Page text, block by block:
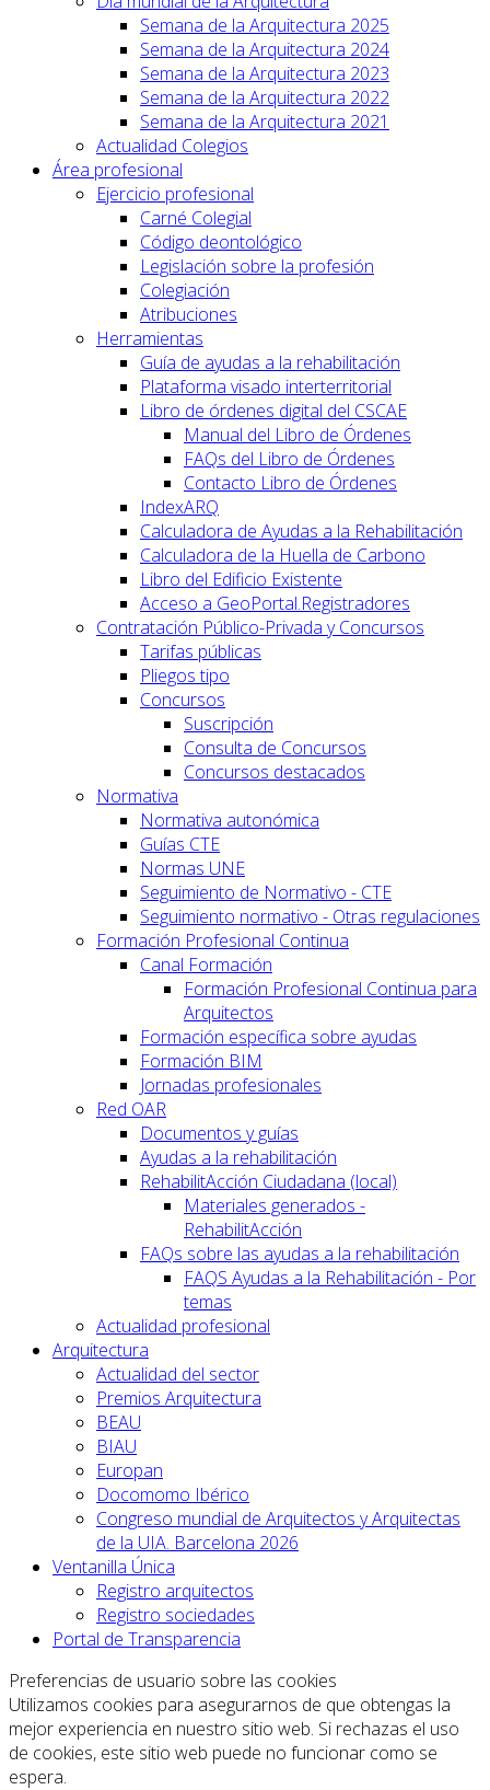
Semana de la Arquitectura 2025
Semana de la Arquitectura 2024
Semana de la Arquitectura 2023
Semana de la Arquitectura 2022
Semana de la Arquitectura 2021
Actualidad Colegios
Área profesional
Ejercicio profesional
Carné Colegial
Código deontológico
Legislación sobre la profesión
Colegiación
Atribuciones
Herramientas
Guía de ayudas a la rehabilitación
Plataforma visado interterritorial
Libro de órdenes digital del CSCAE
Manual del Libro de Órdenes
FAQs del Libro de Órdenes
Contacto Libro de Órdenes
IndexARQ
Calculadora de Ayudas a la Rehabilitación
Calculadora de la Huella de Carbono
Libro del Edificio Existente
Acceso a GeoPortal.Registradores
Contratación Público-Privada y Concursos
Tarifas públicas
Pliegos tipo
Concursos
Suscripción
Consulta de Concursos
Concursos destacados
Normativa
Normativa autonómica
Guías CTE
Normas UNE
Seguimiento de Normativo - CTE
Seguimiento normativo - Otras regulaciones
Formación Profesional Continua
Canal Formación
Formación Profesional Continua para
Arquitectos
Formación específica sobre ayudas
Formación BIM
Jornadas profesionales
Red OAR
Documentos y guías
Ayudas a la rehabilitación
RehabilitAcción Ciudadana (local)
Materiales generados -
RehabilitAcción
FAQs sobre las ayudas a la rehabilitación
FAQS Ayudas a la Rehabilitación - Por
temas
Actualidad profesional
Arquitectura
Actualidad del sector
Premios Arquitectura
BEAU
BIAU
Europan
Docomomo Ibérico
Congreso mundial de Arquitectos y Arquitectas
de la UIA. Barcelona 2026
Ventanilla Única
Registro arquitectos
Registro sociedades
Portal de Transparencia
Preferencias de usuario sobre las cookies
Utilizamos cookies para asegurarnos de que obtengas la
mejor experiencia en nuestro sitio web. Si rechazas el uso
de cookies, este sitio web puede no funcionar como se
espera.